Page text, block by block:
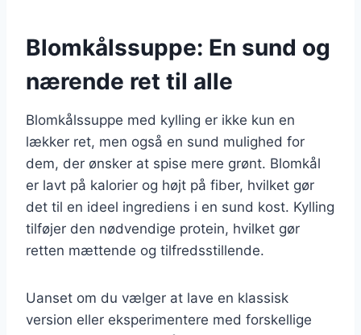
Blomkålssuppe: En sund og
nærende ret til alle
Blomkålssuppe med kylling er ikke kun en
lækker ret, men også en sund mulighed for
dem, der ønsker at spise mere grønt. Blomkål
er lavt på kalorier og højt på fiber, hvilket gør
det til en ideel ingrediens i en sund kost. Kylling
tilføjer den nødvendige protein, hvilket gør
retten mættende og tilfredsstillende.
Uanset om du vælger at lave en klassisk
version eller eksperimentere med forskellige